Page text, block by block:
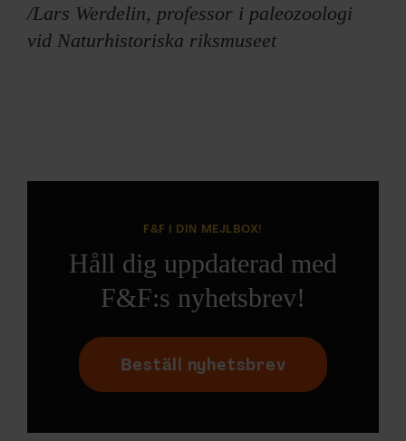
/Lars Werdelin, professor i paleozoologi
vid Naturhistoriska riksmuseet
F&F I DIN MEJLBOX!
Håll dig uppdaterad med
F&F:s nyhetsbrev!
Beställ nyhetsbrev